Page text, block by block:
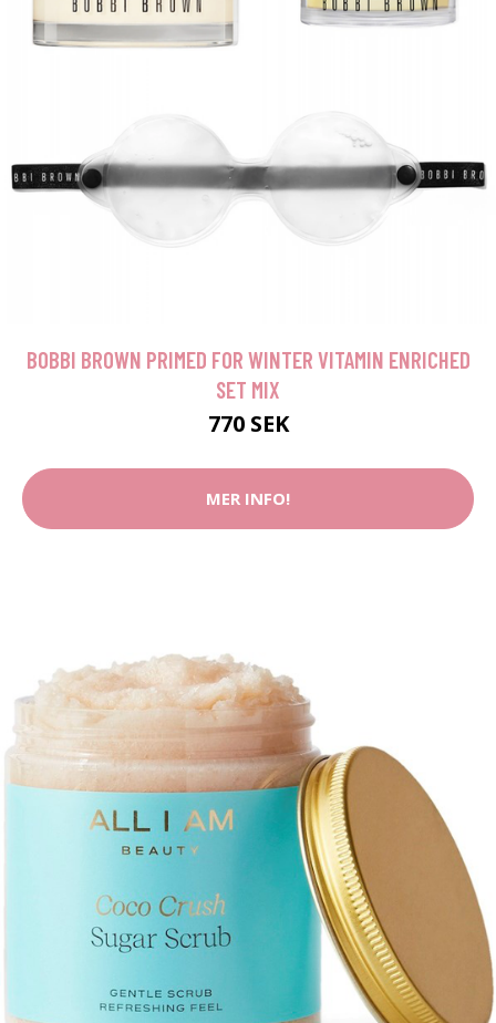
BOBBI BROWN PRIMED FOR WINTER VITAMIN ENRICHED
SET MIX
770 SEK
MER INFO!